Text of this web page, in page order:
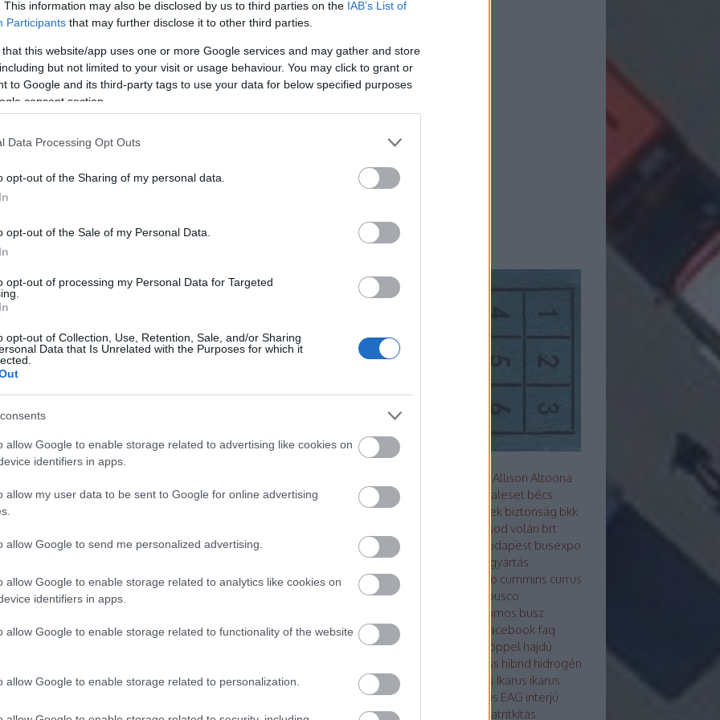
This information may also be disclosed by us to third parties on the IAB’s List of
Participants that may further disclose it to other third parties.
that this website/app uses one or more Google services and may gather and store
but not limited to your visit or usage behaviour. You may click to grant or
to Google and its third-party tags to use your data for below specified purposes
consent section.
Data Processing Opt Outs
opt-out of the Sharing of my personal data.
opt-out of the Sale of my Personal Data.
opt-out of processing my Personal Data for Targeted
opt-out of Collection, Use, Retention, Sale, and/or Sharing
Data that Is Unrelated with the Purposes for which it
allow Google to enable storage related to advertising like cookies on
identifiers in apps.
allow my user data to be sent to Google for online advertising
allow Google to send me personalized advertising.
allow Google to enable storage related to analytics like cookies on
identifiers in apps.
allow Google to enable storage related to functionality of the website
allow Google to enable storage related to personalization.
NABI-t leszámítva hány magyar buszt sikerült eladni
számokat! Mi megtesszük ezt most helyette:
Romániába. Rába-alvázas buszok
Ezek mellett nem elhanyagolható, hogy hazai
az elmúlt években százas nagyságrendben álltak
ZF-futóműves
úr szerint futóműgyár. Vajon lenne ez alá a busz alá
Allison Altoona
amz
arc ARRIVAL baleset bécs
bemutató
beszerzések biztonság bkk
borsod volán brt
búcsú
Búcsú a korelnöktől budapest busexpo
busworldbuszfesztivál
buszgyártás
buszsofőrbvg credo cummins currus
debrecen
Ebusco
elektromos busz
Elektro tudástár
facebook faq
futárganzgeneral motors göppel hajdú
hess hibrid hidrogén
hírek hispano ikarbus Ikarus ikarus
Ikarus200 50
Ikarus EAG interjú
irisbusirizar
járatritkítás